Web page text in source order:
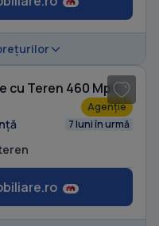
Casă individuală cu 4 camere cu Teren 460 Mp în Miroslava
Agenție
7 luni în urmă